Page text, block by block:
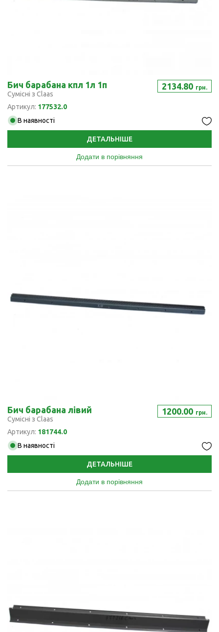
Бич барабана кпл 1л 1п
Сумісні з Claas
Артикул: 177532.0
2134.80 грн.
В наявності
ДЕТАЛЬНІШЕ
Додати в порівняння
Бич барабана лівий
Сумісні з Claas
Артикул: 181744.0
1200.00 грн.
В наявності
ДЕТАЛЬНІШЕ
Додати в порівняння